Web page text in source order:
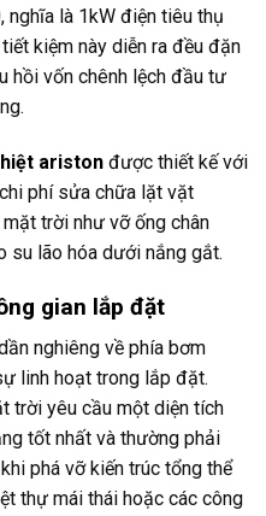
là 1kW điện tiêu thụ
kiệm này diễn ra đều đặn
hồi vốn chênh lệch đầu tư
ariston được thiết kế với
phí sửa chữa lặt vặt
trời như vỡ ống chân
su lão hóa dưới nắng gắt.
gian lắp đặt
nghiêng về phía bơm
linh hoạt trong lắp đặt.
trời yêu cầu một diện tích
tốt nhất và thường phải
phá vỡ kiến trúc tổng thể
thự mái thái hoặc các công